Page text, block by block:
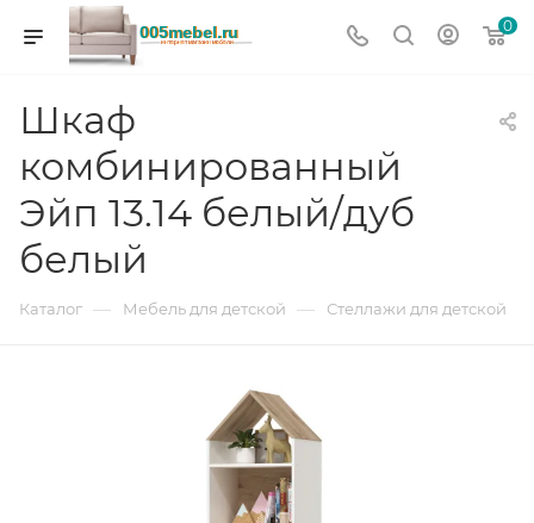
0
Шкаф
комбинированный
Эйп 13.14 белый/дуб
белый
Каталог — Мебель для детской — Стеллажи для детской